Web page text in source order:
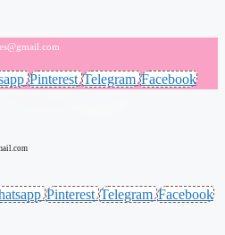
Pinterest Telegram Facebook
Pinterest Telegram Facebook